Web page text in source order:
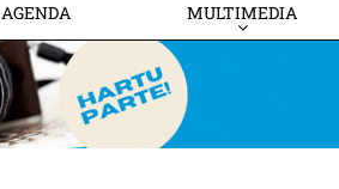
AGENDA MULTIMEDIA